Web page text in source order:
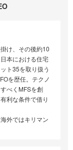
け、その後約10
本における住宅
ト35を取り扱う
を歴任。テクノ
べくMFSを創
利な条件で借り
外ではキリマン